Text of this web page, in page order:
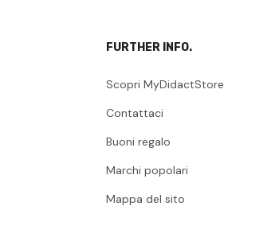
FURTHER INFO.
Scopri MyDidactStore
Contattaci
Buoni regalo
Marchi popolari
Mappa del sito